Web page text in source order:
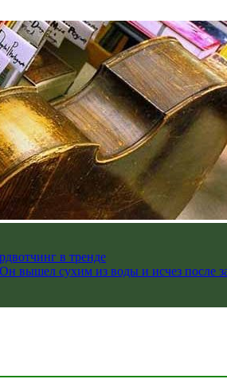
в тренде
вышел сухим из воды и исчез после